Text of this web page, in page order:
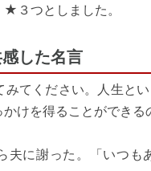
３つとしました。
した名言
みてください。人生と
けを得ることができる
夫に謝った。「いつ